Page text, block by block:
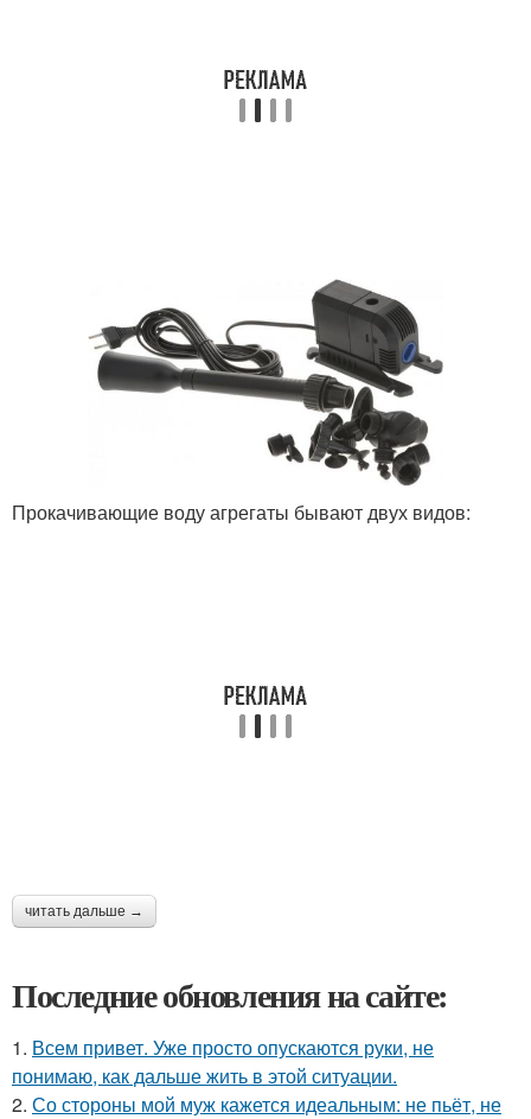
Прокачивающие воду агрегаты бывают двух видов:
читать дальше →
Последние обновления на сайте:
1. Всем привет. Уже просто опускаются руки, не
понимаю, как дальше жить в этой ситуации.
2. Со стороны мой муж кажется идеальным: не пьёт, не